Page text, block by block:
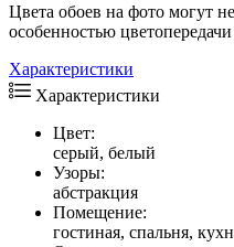
Цвета обоев на фото могут
особенностью
Характеристики
Характеристики
Цвет:
серый, белый
Узоры:
абстракция
Помещение:
гостиная, спальня,